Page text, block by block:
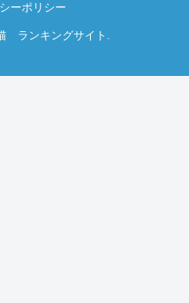
ーポリシー
ランキングサイト.